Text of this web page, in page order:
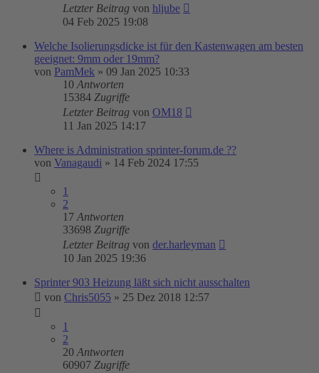
Letzter Beitrag von hljube
04 Feb 2025 19:08
Welche Isolierungsdicke ist für den Kastenwagen am besten
geeignet: 9mm oder 19mm?
von PamMek » 09 Jan 2025 10:33
10 Antworten
15384 Zugriffe
Letzter Beitrag von OM18
11 Jan 2025 14:17
Where is Administration sprinter-forum.de ??
von Vanagaudi » 14 Feb 2024 17:55
1
2
17 Antworten
33698 Zugriffe
Letzter Beitrag von der.harleyman
10 Jan 2025 19:36
Sprinter 903 Heizung läßt sich nicht ausschalten
von Chris5055 » 25 Dez 2018 12:57
1
2
20 Antworten
60907 Zugriffe